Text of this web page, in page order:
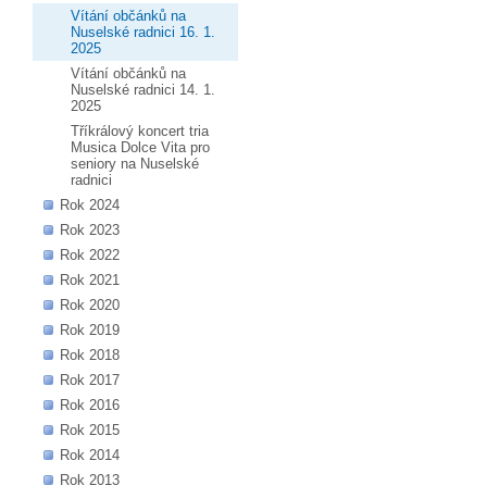
Vítání občánků na
Nuselské radnici 16. 1.
2025
Vítání občánků na
Nuselské radnici 14. 1.
2025
Tříkrálový koncert tria
Musica Dolce Vita pro
seniory na Nuselské
radnici
Rok 2024
Rok 2023
Rok 2022
Rok 2021
Rok 2020
Rok 2019
Rok 2018
Rok 2017
Rok 2016
Rok 2015
Rok 2014
Rok 2013